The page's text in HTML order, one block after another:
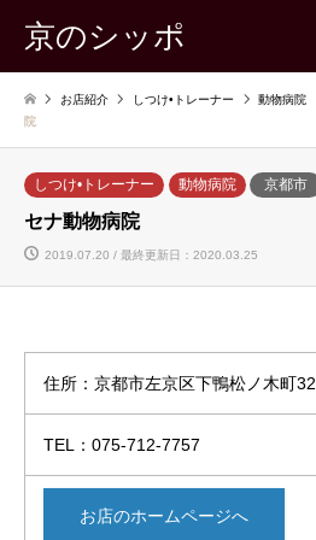
京のシッポ
お店紹介 しつけ•トレーナー 動物病院
院
しつけ•トレーナー 動物病院 京都市
セナ動物病院
2019.07.20 / 最終更新日：2020.03.25
住所：京都市左京区下鴨松ノ木町32
TEL：075-712-7757
お店のホームページへ